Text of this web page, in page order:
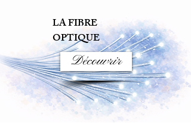
LA FIBRE
OPTIQUE
Découvrir